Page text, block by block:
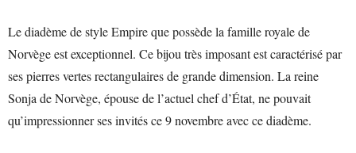
Le diadème de style Empire que possède la famille royale de
Norvège est exceptionnel. Ce bijou très imposant est caractérisé par
ses pierres vertes rectangulaires de grande dimension. La reine
Sonja de Norvège, épouse de l’actuel chef d’État, ne pouvait
qu’impressionner ses invités ce 9 novembre avec ce diadème.